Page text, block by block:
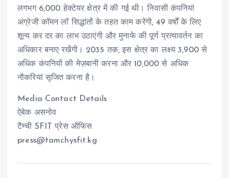
लगभग 6,000 हेक्टेयर क्षेत्र में की गई थी। निवासी कंपनियां
अंग्रेजी कॉमन लॉ सिद्धांतों के तहत काम करेंगी, 49 वर्षों के लिए
शून्य कर दर का लाभ उठाएंगी और मुनाफे की पूर्ण प्रत्यावर्तन का
अधिकार बनाए रखेंगी। 2035 तक, इस क्षेत्र का लक्ष्य 3,900 से
अधिक कंपनियों की मेज़बानी करना और 10,000 से अधिक
नौकरियां सृजित करना है।
Media Contact Details
ऐबेक असनोव
टैम्ची SFIT प्रेस ऑफिस
press@tamchysfit.kg